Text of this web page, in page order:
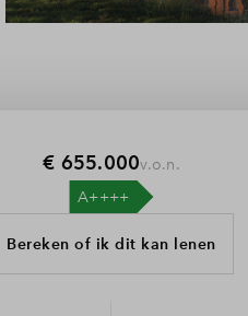
€ 655.000v.o.n.
Bereken of ik dit kan lenen